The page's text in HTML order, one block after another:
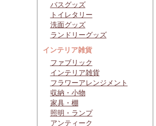
バスグッズ
トイレタリー
洗面グッズ
ランドリーグッズ
インテリア雑貨
ファブリック
インテリア雑貨
フラワーアレンジメント
収納・小物
家具・棚
照明・ランプ
アンティーク